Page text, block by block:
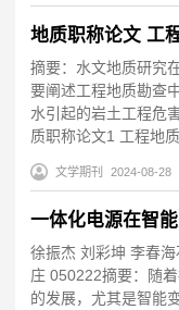
地质职称论文 工
摘要：水文地质研究
要阐述工程地质勘查
水引起的岩土工程危
质职称论文1 工程地
文学期刊 2024-08-28
一体化电源在智
徐振杰 刘彩坤 李春
庄 050222摘要：随
的发展，尤其是智能